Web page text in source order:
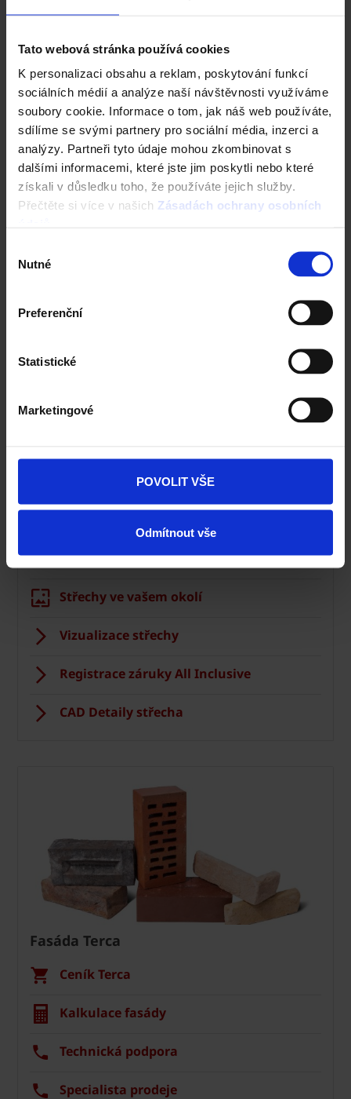
Tato webová stránka používá cookies
K personalizaci obsahu a reklam, poskytování funkcí
sociálních médií a analýze naší návštěvnosti využíváme
soubory cookie. Informace o tom, jak náš web používáte,
sdílíme se svými partnery pro sociální média, inzerci a
analýzy. Partneři tyto údaje mohou zkombinovat s
dalšími informacemi, které jste jim poskytli nebo které
získali v důsledku toho, že používáte jejich služby.
Přečtěte si více v našich Zásadách ochrany osobních
souhlasu
Nutné
Preferenční
Statistické
Marketingové
POVOLIT VŠE
Odmítnout vše
Technická podpora
Konfigurátor domu
Okamžitý odhad ceny stropu
Vyhledavač prohlášení DoP
Ceník Tondach
Technická podpora
Střechy ve vašem okolí
Vizualizace střechy
Registrace záruky All Inclusive
CAD Detaily střecha
Fasáda Terca
Ceník Terca
Kalkulace fasády
Technická podpora
Specialista prodeje